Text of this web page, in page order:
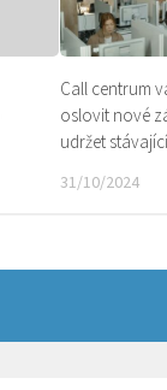
Call centrum
oslovit nové
udržet stávající
31/10/2024